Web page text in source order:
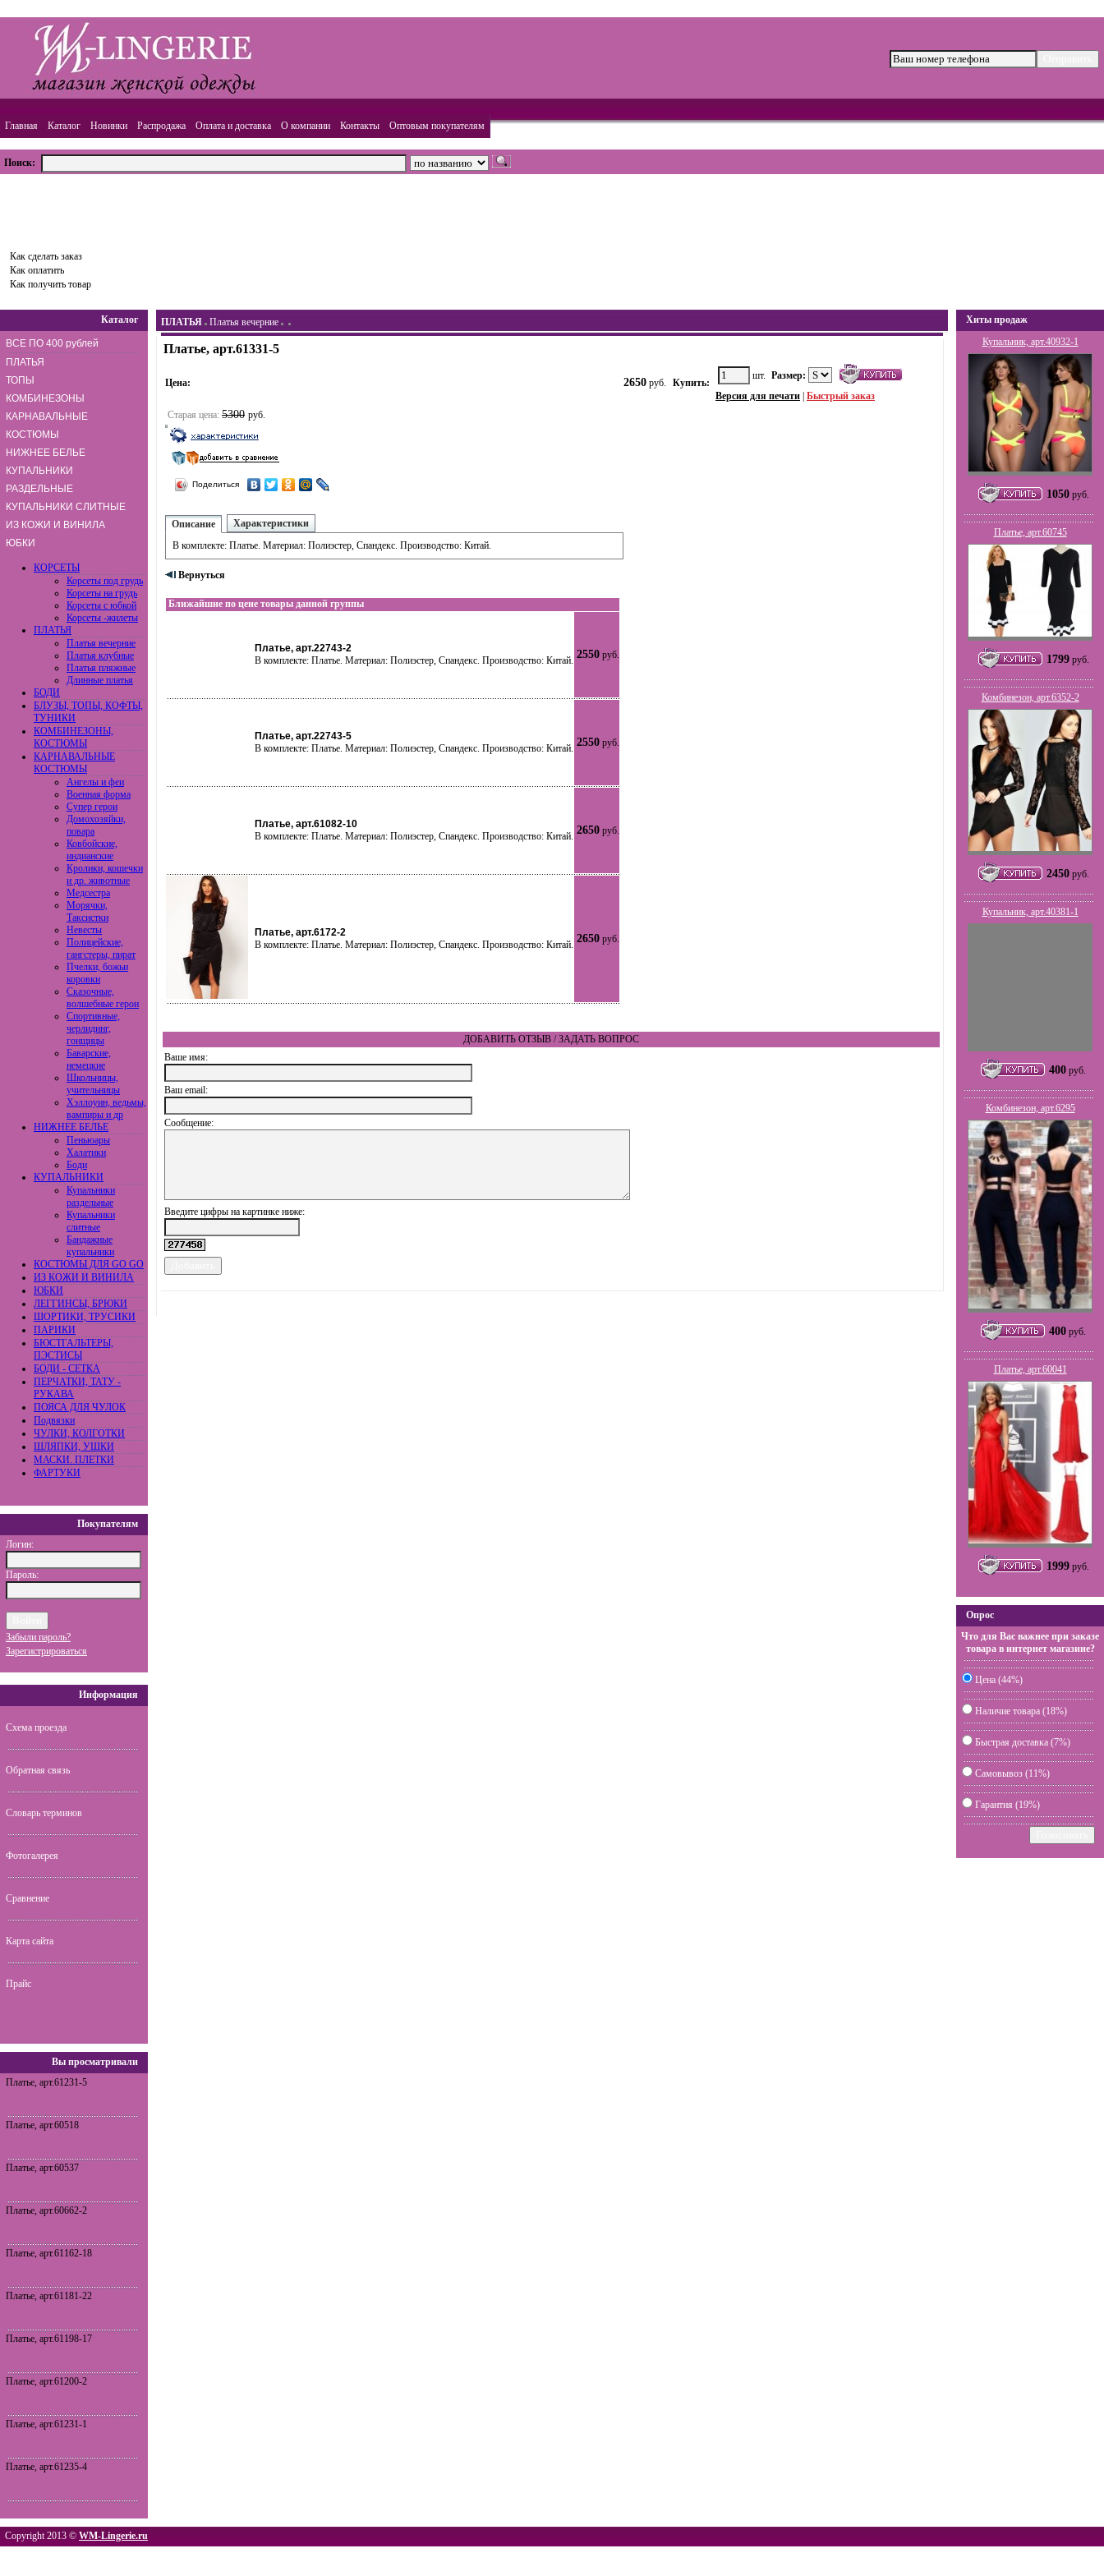
Главная Каталог Новинки Распродажа Оплата и доставка О компании Контакты Оптовым покупателям
Поиск:
Как сделать заказ
Как оплатить
Как получить товар
Каталог
ВСЕ ПО 400 рублей
ПЛАТЬЯ
ТОПЫ
КОМБИНЕЗОНЫ
КАРНАВАЛЬНЫЕ
КОСТЮМЫ
НИЖНЕЕ БЕЛЬЕ
КУПАЛЬНИКИ
РАЗДЕЛЬНЫЕ
КУПАЛЬНИКИ СЛИТНЫЕ
ИЗ КОЖИ И ВИНИЛА
ЮБКИ
КОРСЕТЫ
Корсеты под грудь
Корсеты на грудь
Корсеты с юбкой
Корсеты -жилеты
ПЛАТЬЯ
Платья вечерние
Платья клубные
Платья пляжные
Длинные платья
БОДИ
БЛУЗЫ, ТОПЫ, КОФТЫ,
ТУНИКИ
КОМБИНЕЗОНЫ,
КОСТЮМЫ
КАРНАВАЛЬНЫЕ
КОСТЮМЫ
Ангелы и феи
Военная форма
Супер герои
Домохозяйки,
повара
Ковбойские,
индианские
Кролики, кошечки
и др. животные
Медсестра
Морячки,
Таксистки
Невесты
Полицейские,
гангстеры, пират
Пчелки, божьи
коровки
Сказочные,
волшебные герои
Спортивные,
черлидинг,
гонщицы
Баварские,
немецкие
Школьницы,
учительницы
Хэллоуин, ведьмы,
вампиры и др
НИЖНЕЕ БЕЛЬЕ
Пеньюары
Халатики
Боди
КУПАЛЬНИКИ
Купальники
раздельные
Купальники
слитные
Бандажные
купальники
КОСТЮМЫ ДЛЯ GO GO
ИЗ КОЖИ И ВИНИЛА
ЮБКИ
ЛЕГГИНСЫ, БРЮКИ
ШОРТИКИ, ТРУСИКИ
ПАРИКИ
БЮСТГАЛЬТЕРЫ,
ПЭСТИСЫ
БОДИ - СЕТКА
ПЕРЧАТКИ, ТАТУ -
РУКАВА
ПОЯСА ДЛЯ ЧУЛОК
Подвязки
ЧУЛКИ, КОЛГОТКИ
ШЛЯПКИ, УШКИ
МАСКИ. ПЛЕТКИ
ФАРТУКИ
Покупателям
Логин:
Пароль:
Забыли пароль?
Зарегистрироваться
Информация
Схема проезда
Обратная связь
Словарь терминов
Фотогалерея
Сравнение
Карта сайта
Прайс
Вы просматривали
Платье, арт.61231-5
Платье, арт.60518
Платье, арт.60537
Платье, арт.60662-2
Платье, арт.61162-18
Платье, арт.61181-22
Платье, арт.61198-17
Платье, арт.61200-2
Платье, арт.61231-1
Платье, арт.61235-4
ПЛАТЬЯ Платья вечерние
Платье, арт.61331-5
Цена: 2650 руб. Купить:
шт. Размер:
Версия для печати Быстрый заказ
Старая цена: 5300 руб.
Поделиться
Описание
Характеристики
В комплекте: Платье. Материал: Полиэстер, Спандекс. Производство: Китай.
Вернуться
Ближайшие по цене товары данной группы
Платье, арт.22743-2
В комплекте: Платье. Материал: Полиэстер, Спандекс. Производство: Китай. 2550 руб.
Платье, арт.22743-5
В комплекте: Платье. Материал: Полиэстер, Спандекс. Производство: Китай. 2550 руб.
Платье, арт.61082-10
В комплекте: Платье. Материал: Полиэстер, Спандекс. Производство: Китай. 2650 руб.
Платье, арт.6172-2
В комплекте: Платье. Материал: Полиэстер, Спандекс. Производство: Китай. 2650 руб.
ДОБАВИТЬ ОТЗЫВ / ЗАДАТЬ ВОПРОС
Ваше имя:
Ваш еmail:
Сообщение:
Введите цифры на картинке ниже:
Хиты продаж
Купальник, арт.40932-1
1050 руб.
Платье, арт.60745
1799 руб.
Комбинезон, арт.6352-2
2450 руб.
Купальник, арт.40381-1
400 руб.
Комбинезон, арт.6295
400 руб.
Платье, арт.60041
1999 руб.
Опрос
Что для Вас важнее при заказе
товара в интернет магазине?
Цена (44%)
Наличие товара (18%)
Быстрая доставка (7%)
Самовывоз (11%)
Гарантия (19%)
Copyright 2013 © WM-Lingerie.ru